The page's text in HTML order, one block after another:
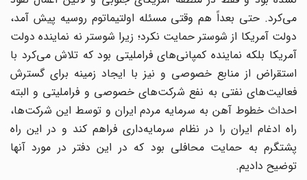
می‌کرد. حتی بعداً هم وقتی مسئله اولتیماتوم روسیه پیش آمد،
دولت آمریکا از شوستر حمایت نکرد؛ زیرا شوستر نه نماینده دولت
آمریکا بلکه نماینده کمپانی‌های فراملیتی بود که تلاش می‌کرد با
استقراض از منابع خصوصی و نیز با ایجاد زمینه برای گسترش
فعالیت‌های نفتی به نفع شرکت‌های خصوصی و فراملیتی و البته
احداث خطوط آهن به سرمایه مردم ایران و توسط این شرکت‌ها،
راه ادغام ایران را در نظام سرمایه‌داری فراهم کند و در این راه
پشتگرم به حمایت محافلی بود که در این دفتر در مورد آنها
توضیح دادیم.